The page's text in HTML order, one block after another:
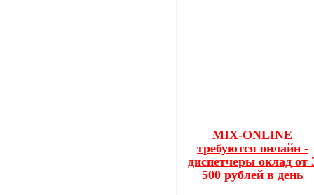
MIX-ONLINE
требуются онлайн -
диспетчеры оклад от
500 рублей в день